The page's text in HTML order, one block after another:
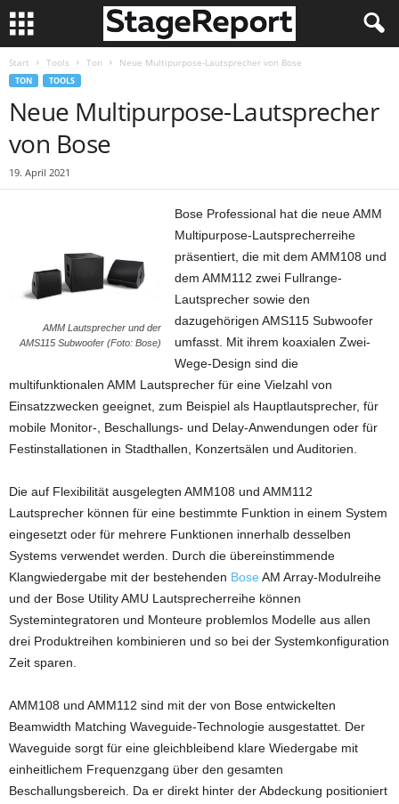
Start Tools Ton Neue Multipurpose-Lautsprecher von Bose
TON TOOLS
Neue Multipurpose-Lautsprecher
von Bose
19. April 2021
AMM Lautsprecher und der
AMS115 Subwoofer (Foto: Bose)
Bose Professional hat die neue AMM
Multipurpose-Lautsprecherreihe
präsentiert, die mit dem AMM108 und
dem AMM112 zwei Fullrange-
Lautsprecher sowie den
dazugehörigen AMS115 Subwoofer
umfasst. Mit ihrem koaxialen Zwei-
Wege-Design sind die
multifunktionalen AMM Lautsprecher für eine Vielzahl von
Einsatzzwecken geeignet, zum Beispiel als Hauptlautsprecher, für
mobile Monitor-, Beschallungs- und Delay-Anwendungen oder für
Festinstallationen in Stadthallen, Konzertsälen und Auditorien.
Die auf Flexibilität ausgelegten AMM108 und AMM112
Lautsprecher können für eine bestimmte Funktion in einem System
eingesetzt oder für mehrere Funktionen innerhalb desselben
Systems verwendet werden. Durch die übereinstimmende
Klangwiedergabe mit der bestehenden Bose AM Array-Modulreihe
und der Bose Utility AMU Lautsprecherreihe können
Systemintegratoren und Monteure problemlos Modelle aus allen
drei Produktreihen kombinieren und so bei der Systemkonfiguration
Zeit sparen.
AMM108 und AMM112 sind mit der von Bose entwickelten
Beamwidth Matching Waveguide-Technologie ausgestattet. Der
Waveguide sorgt für eine gleichbleibend klare Wiedergabe mit
einheitlichem Frequenzgang über den gesamten
Beschallungsbereich. Da er direkt hinter der Abdeckung positioniert